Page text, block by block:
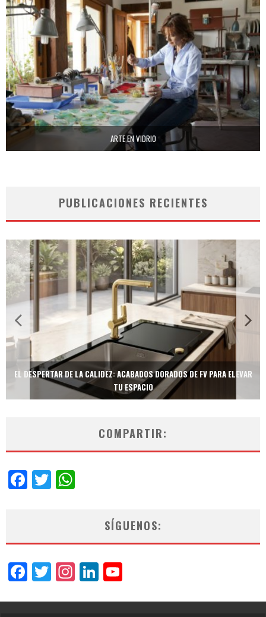
ARTE EN VIDRIO
PUBLICACIONES RECIENTES
TECNOLOGÍA Y BIENESTAR DE VANGUARDIA: EL INODORO INTELIGENTE
NEOTECH DE FV.
COMPARTIR:
Facebook
Twitter
SÍGUENOS:
Facebook
Twitter
Instagram
LinkedIn